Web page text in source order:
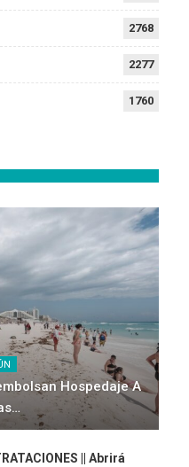
2768
2277
1760
Hospedaje A
|| Abrirá